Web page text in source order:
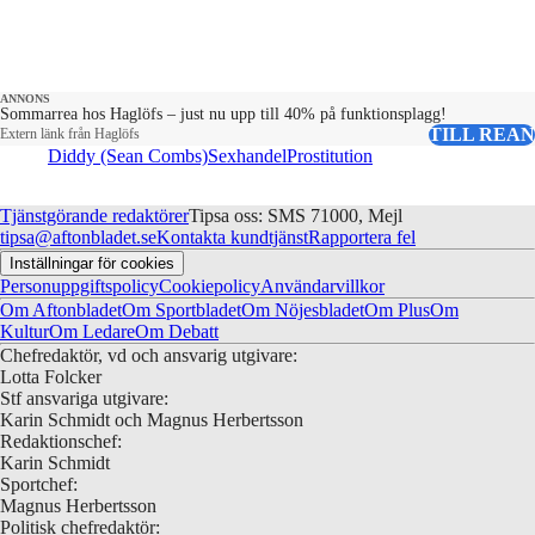
ANNONS
Sommarrea hos Haglöfs – just nu upp till 40% på funktionsplagg!
Extern länk från Haglöfs
TILL REAN
Diddy (Sean Combs)SexhandelProstitution
Tjänstgörande redaktörerTipsa oss: SMS 71000, Mejl
tipsa@aftonbladet.seKontakta kundtjänstRapportera fel
Inställningar för cookies
PersonuppgiftspolicyCookiepolicyAnvändarvillkor
Om AftonbladetOm SportbladetOm NöjesbladetOm PlusOm
KulturOm LedareOm Debatt
Chefredaktör, vd och ansvarig utgivare:
Lotta Folcker
Stf ansvariga utgivare:
Karin Schmidt och Magnus Herbertsson
Redaktionschef:
Karin Schmidt
Sportchef:
Magnus Herbertsson
Politisk chefredaktör: